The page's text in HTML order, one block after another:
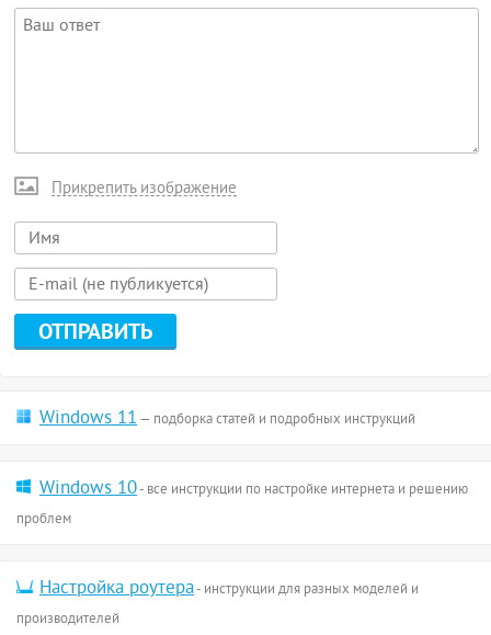
Прикрепить изображение
Windows 11— подборка статей и подробных инструкций
Windows 10- все инструкции по настройке интернета и решению
проблем
Настройка роутера- инструкции для разных моделей и
производителей